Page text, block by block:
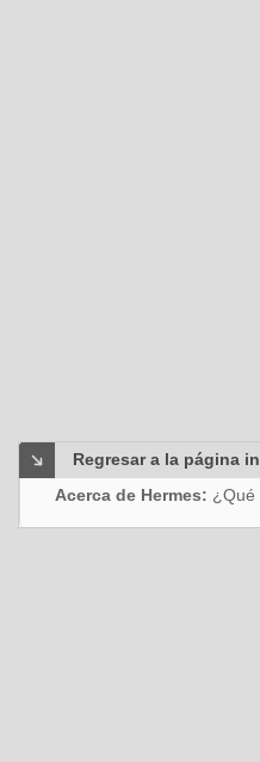
Regresar a la página
Acerca de Hermes: ¿Qué